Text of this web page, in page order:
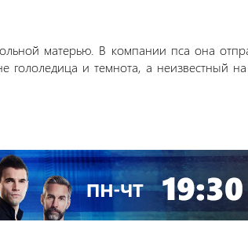
матерью. В компании пса она
гололедица и темнота, а неизвестный